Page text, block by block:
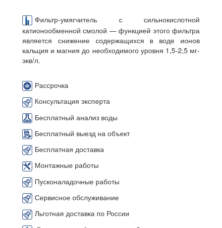
Фильтр-умягчитель с сильнокислотной
катионообменной смолой — функцией этого фильтра
является снижение содержащихся в воде ионов
кальция и магния до необходимого уровня 1,5-2,5 мг-
экв/л.
Рассрочка
Консультация эксперта
Бесплатный анализ воды
Бесплатный выезд на объект
Бесплатная доставка
Монтажные работы
Пусконаладочные работы
Сервисное обслуживание
Льготная доставка по России